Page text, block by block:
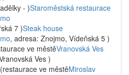
- )Staroměstská restaurace
7 )Steak house
, adresa: Znojmo, Vídeňská 5 )
ve městěVranovská Ves
Ves )
(restaurace ve městěMiroslav